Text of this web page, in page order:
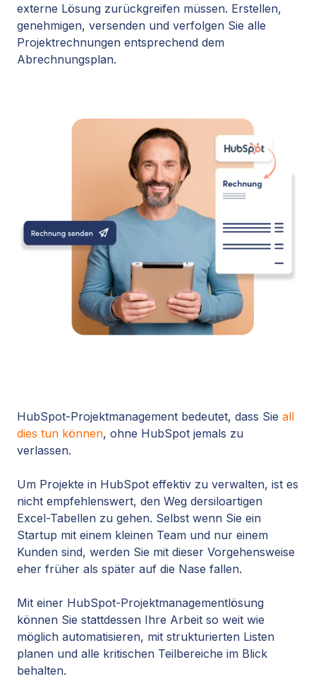
externe Lösung zurückgreifen müssen. Erstellen,
genehmigen, versenden und verfolgen Sie alle
Projektrechnungen entsprechend dem
Abrechnungsplan.
HubSpot-Projektmanagement bedeutet, dass Sie all
dies tun können, ohne HubSpot jemals zu
verlassen.
Um Projekte in HubSpot effektiv zu verwalten, ist es
nicht empfehlenswert, den Weg dersiloartigen
Excel-Tabellen zu gehen. Selbst wenn Sie ein
Startup mit einem kleinen Team und nur einem
Kunden sind, werden Sie mit dieser Vorgehensweise
eher früher als später auf die Nase fallen.
Mit einer HubSpot-Projektmanagementlösung
können Sie stattdessen Ihre Arbeit so weit wie
möglich automatisieren, mit strukturierten Listen
planen und alle kritischen Teilbereiche im Blick
behalten.